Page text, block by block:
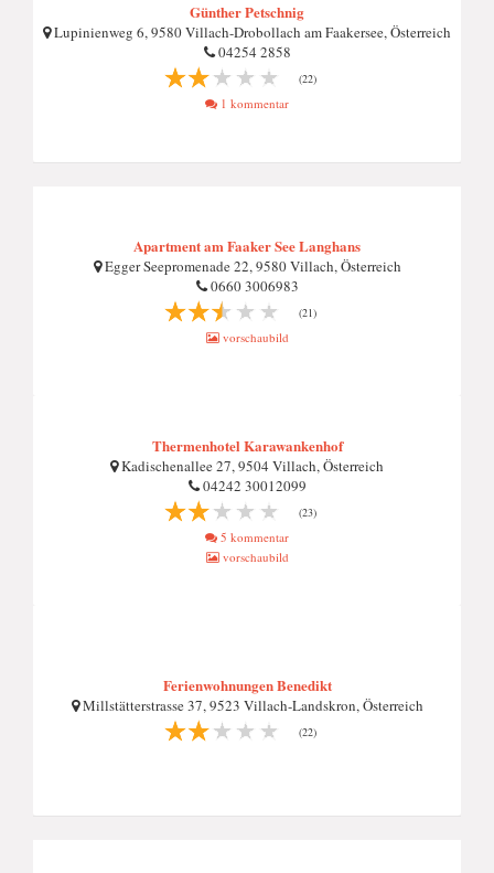
Günther Petschnig
Lupinienweg 6, 9580 Villach-Drobollach am Faakersee, Österreich
04254 2858
(22)
1 kommentar
Apartment am Faaker See Langhans
Egger Seepromenade 22, 9580 Villach, Österreich
0660 3006983
(21)
vorschaubild
Thermenhotel Karawankenhof
Kadischenallee 27, 9504 Villach, Österreich
04242 30012099
(23)
5 kommentar
vorschaubild
Ferienwohnungen Benedikt
Millstätterstrasse 37, 9523 Villach-Landskron, Österreich
(22)